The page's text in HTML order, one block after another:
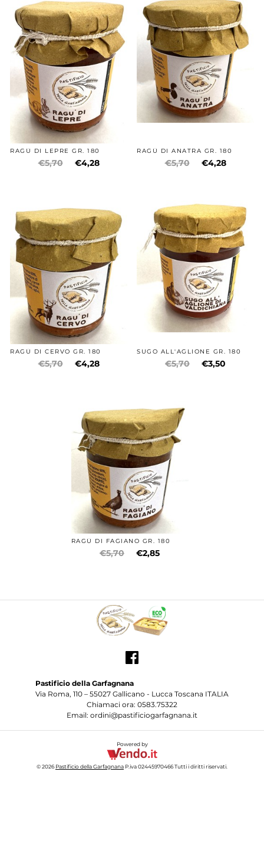
RAGÙ DI LEPRE GR. 180
€5,70 €4,28
RAGÙ DI ANATRA GR. 180
€5,70 €4,28
RAGÙ DI CERVO GR. 180
€5,70 €4,28
SUGO ALL'AGLIONE GR. 180
€5,70 €3,50
RAGÙ DI FAGIANO GR. 180
€5,70 €2,85
Pastificio della Garfagnana
Via Roma, 110 – 55027 Gallicano - Lucca Toscana ITALIA
Chiamaci ora: 0583.75322
Email: ordini@pastificiogarfagnana.it
Powered by
© 2026Pastificio della Garfagnana P.iva 02445970466 Tutti i diritti riservati.